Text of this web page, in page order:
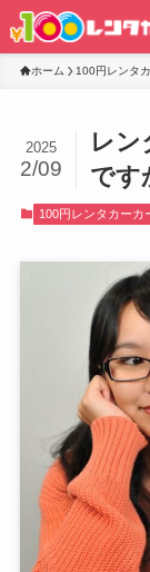
ホーム 100円レンタ
レン
です
2025
2/09
100円レンタカーカ